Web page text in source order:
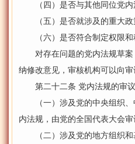
（四）是否与其他同位党内
（五）是否就涉及的重大政
（六）是否符合制定权限和
对存在问题的党内法规草案
纳修改意见，审核机构可以向
第二十二条 党内法规的审议
（一）涉及党的中央组织、
内法规，由党的全国代表大会审
（二）涉及党的地方组织和